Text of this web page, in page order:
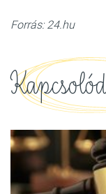
Forrás: 24.hu